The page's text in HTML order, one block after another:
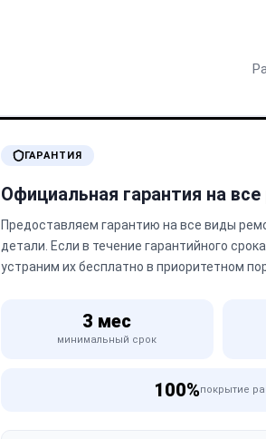
ГАРАНТИЯ
Официальная гарантия на
Предоставляем гарантию на все виды
детали. Если в течение гарантийного
устраним их бесплатно в приоритетном
3 мес
минимальный срок
100%покрытие